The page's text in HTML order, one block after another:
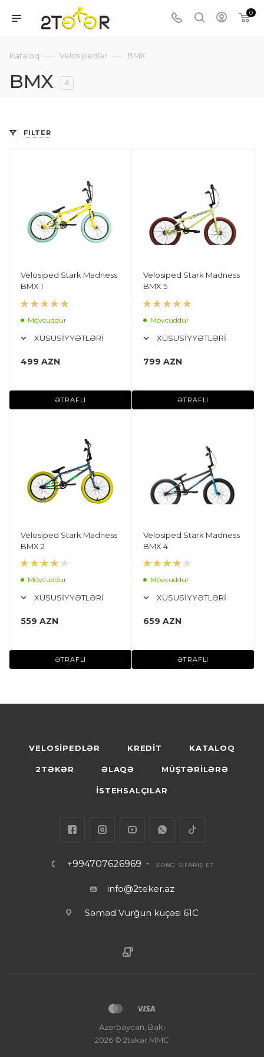
0
Kataloq — Velosipedlər — BMX
BMX 4
FILTER
Velosiped Stark Madness
BMX 1
Mövcuddur
XÜSUSİYYƏTLƏRİ
499 AZN
ƏTRAFLI
Velosiped Stark Madness
BMX 5
Mövcuddur
XÜSUSİYYƏTLƏRİ
799 AZN
ƏTRAFLI
Velosiped Stark Madness
BMX 2
Mövcuddur
XÜSUSİYYƏTLƏRİ
559 AZN
ƏTRAFLI
Velosiped Stark Madness
BMX 4
Mövcuddur
XÜSUSİYYƏTLƏRİ
659 AZN
ƏTRAFLI
VELOSİPEDLƏR KREDİT KATALOQ
2TƏKƏR ƏLAQƏ MÜŞTƏRİLƏRƏ
İSTEHSALÇILAR
+994707626969 ZƏNG SİFARİŞ ET
info@2teker.az
Səməd Vurğun küçəsi 61C
Azərbaycan, Bakı
2026 © 2təkər MMC